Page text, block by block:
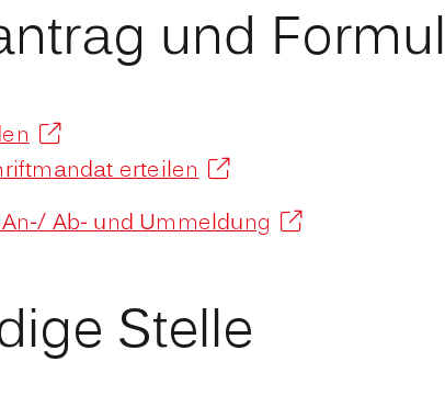
und
erteilen
Ab- und Ummeldung
Stelle